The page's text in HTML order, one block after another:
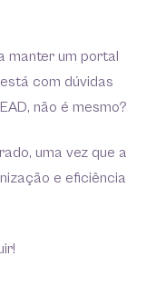
manter um portal
com dúvidas
não é mesmo?
uma vez que a
e eficiência